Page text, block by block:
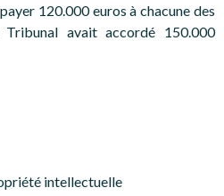
120.000 euros à chacune des
Tribunal avait accordé 150.000
intellectuelle